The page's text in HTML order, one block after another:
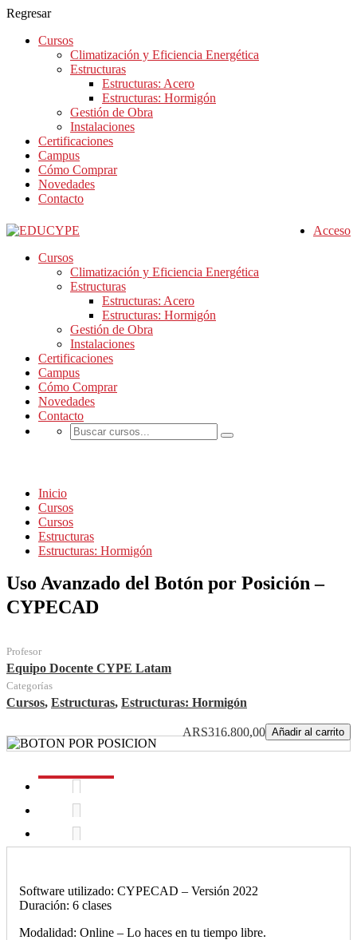
Regresar
Cursos
Climatización y Eficiencia Energética
Estructuras
Estructuras: Acero
Estructuras: Hormigón
Gestión de Obra
Instalaciones
Certificaciones
Campus
Cómo Comprar
Novedades
Contacto
Acceso
Cursos
Climatización y Eficiencia Energética
Estructuras
Estructuras: Acero
Estructuras: Hormigón
Gestión de Obra
Instalaciones
Certificaciones
Campus
Cómo Comprar
Novedades
Contacto
Inicio
Cursos
Cursos
Estructuras
Estructuras: Hormigón
Uso Avanzado del Botón por Posición –
CYPECAD
Profesor
Equipo Docente CYPE Latam
Categorías
Cursos, Estructuras, Estructuras: Hormigón
ARS316.800,00 Añadir al carrito
Software utilizado: CYPECAD – Versión 2022
Duración: 6 clases
Modalidad: Online – Lo haces en tu tiempo libre.